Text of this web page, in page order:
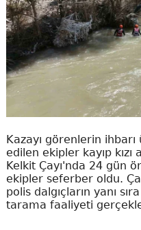
Kazayı görenlerin
edilen ekipler kayıp kızı
Kelkit Çayı'nda 24 gün
ekipler seferber oldu.
polis dalgıçların yanı
tarama faaliyeti